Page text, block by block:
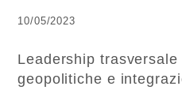
10/05/2023
Leadership
geopolitiche e